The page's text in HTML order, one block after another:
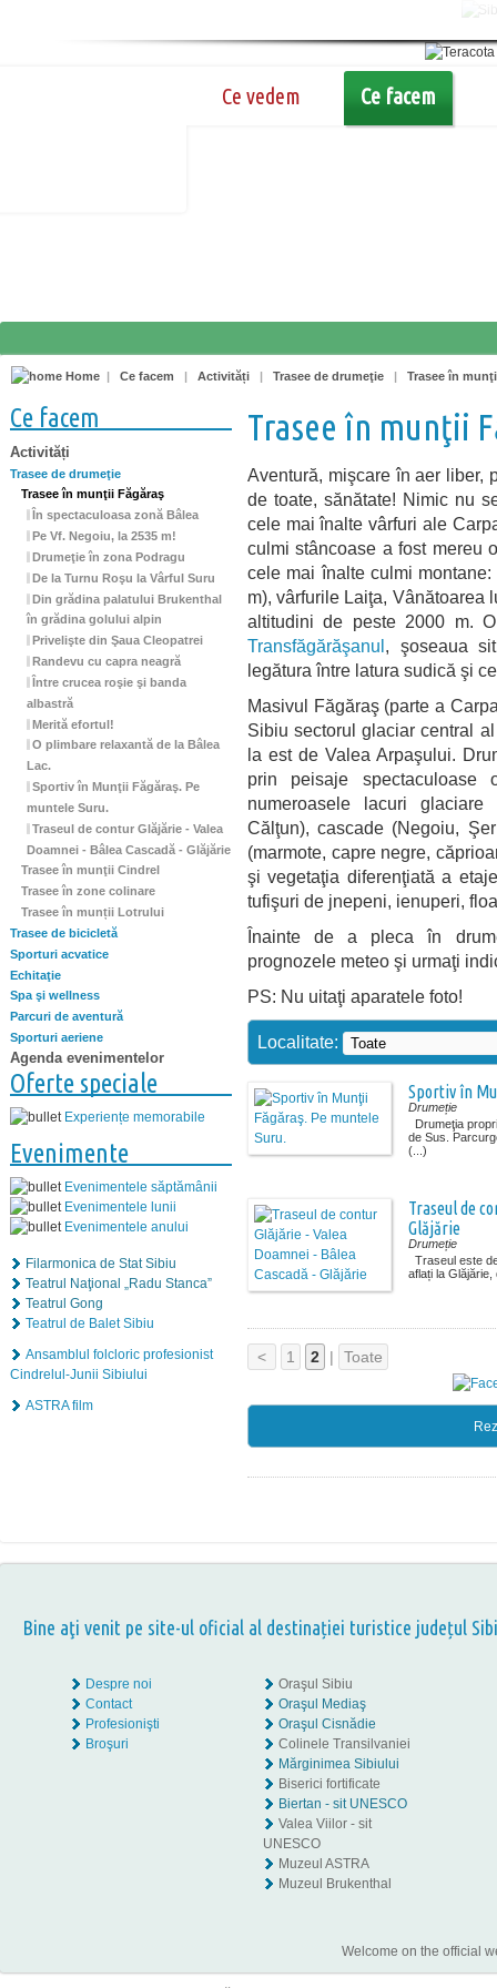
Ce vedem Ce facem
Home | Ce facem | Activități | Trasee de drumeţie | Trasee în
Ce facem
Activități
Trasee de drumeţie
Trasee în munţii Făgăraş
În spectaculoasa zonă Bâlea
Pe Vf. Negoiu, la 2535 m!
Drumeţie în zona Podragu
De la Turnu Roşu la Vârful Suru
Din grădina palatului Brukenthal
în grădina golului alpin
Privelişte din Şaua Cleopatrei
Randevu cu capra neagră
Între crucea roşie şi banda
albastră
Merită efortul!
O plimbare relaxantă de la Bâlea
Lac.
Sportiv în Munţii Făgăraş. Pe
muntele Suru.
Traseul de contur Glăjărie - Valea
Doamnei - Bâlea Cascadă - Glăjărie
Trasee în munţii Cindrel
Trasee în zone colinare
Trasee în munții Lotrului
Trasee de bicicletă
Sporturi acvatice
Echitaţie
Spa şi wellness
Parcuri de aventură
Sporturi aeriene
Agenda evenimentelor
Oferte speciale
Experiențe memorabile
Evenimente
Evenimentele săptămânii
Evenimentele lunii
Evenimentele anului
Filarmonica de Stat Sibiu
Teatrul Naţional „Radu Stanca”
Teatrul Gong
Teatrul de Balet Sibiu
Ansamblul folcloric profesionist
Cindrelul-Junii Sibiului
ASTRA film
Trasee în munţii
Aventură, mişcare în aer liber,
de toate, sănătate! Nimic nu
cele mai înalte vârfuri ale
culmi stâncoase a fost mereu
cele mai înalte culmi
m), vârfurile Laiţa, Vânătoarea
altitudini de peste 2000 m.
Transfăgărăşanul, şoseaua
legătura între latura sudică şi
Masivul Făgăraş (parte a
Sibiu sectorul glaciar central
la est de Valea Arpaşului.
prin peisaje
numeroasele lacuri glaciare
Călţun), cascade (Negoiu,
(marmote, capre negre,
şi vegetaţia diferenţiată a
tufişuri de jnepeni, ienuperi,
Înainte de a pleca în
prognozele meteo şi urmaţi
PS: Nu uitaţi aparatele foto!
Localitate:
Sportiv în
Drumeție
Drumeţia
de Sus.
(...)
Traseul de
Glăjărie
Drumeție
Traseul este
aflați la
< 1 2 | Toate
Bine aţi venit pe site-ul oficial al destinației turistice județul
Despre noi
Contact
Profesionişti
Broşuri
Oraşul Sibiu
Oraşul Mediaş
Oraşul Cisnădie
Colinele Transilvaniei
Mărginimea Sibiului
Biserici fortificate
Biertan - sit UNESCO
Valea Viilor - sit
UNESCO
Muzeul ASTRA
Muzeul Brukenthal
Welcome on the official